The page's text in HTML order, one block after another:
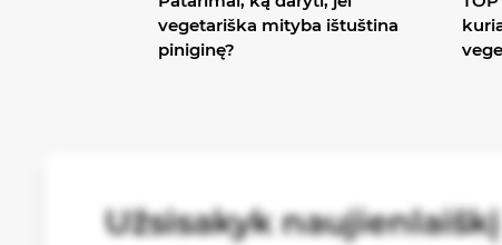
vegetariška mityba ištuština
piniginę?
Užsisakyk naujienlaiškį